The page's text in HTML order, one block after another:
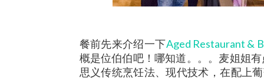
餐前先来介绍一下Aged Restaurant &
概是位伯伯吧！哪知道。。。麦姐姐
思义传统烹饪法、现代技术，在配上